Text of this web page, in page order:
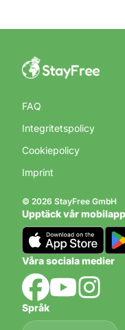
FAQ
Integritetspolicy
Cookiepolicy
Imprint
© 2026 StayFree GmbH
Upptäck vår mobilapp
Våra sociala medier
Språk